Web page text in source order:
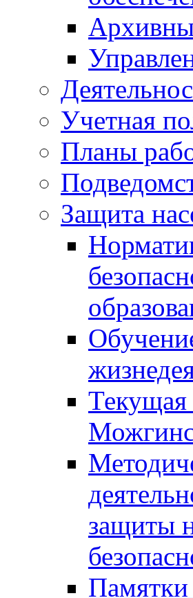
Учетная
Планы
Защита
Текущая
защиты